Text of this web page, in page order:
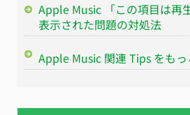
Apple Music 「この項目は再
表示された問題の対処法
Apple Music 関連 Tips をもっ